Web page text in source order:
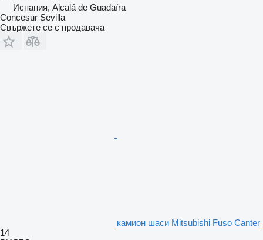
Испания, Alcalá de Guadaíra
Concesur Sevilla
Свържете се с продавача
камион шаси Mitsubishi Fuso Canter
14